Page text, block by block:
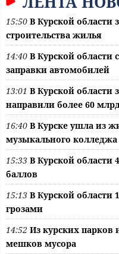
15:50 В Курской области
строительства жилья
14:40 В Курской области
заправки автомобилей
13:01 В Курской области
направили более 60
16:40 В Курске ушла из
музыкального
15:33 В Курской области
баллов
15:13 В Курской области
грозами
14:52 Из курских парков
мешков мусора